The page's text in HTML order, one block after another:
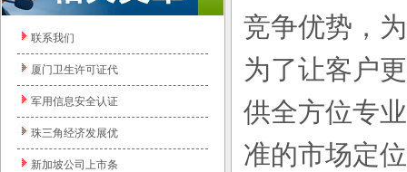
联系我们
厦门卫生许可证代
军用信息安全认证
珠三角经济发展优
新加坡公司上市条
竞争优势，
为了让客户
供全方位专
准的市场定